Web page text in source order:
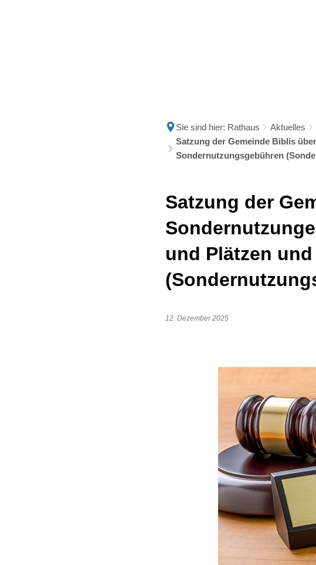
Sie sind hier: Rathaus Aktuelles
Satzung der Gemeinde Biblis
Sondernutzungsgebühren
Satzung der
und Plätzen
12. Dezember 2025